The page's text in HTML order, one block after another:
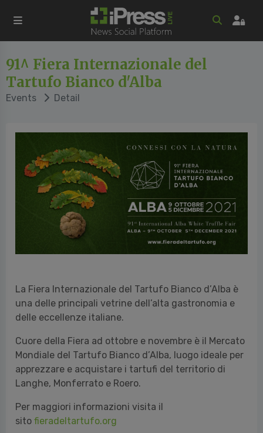
91^ Fiera Internazionale del
Tartufo Bianco d'Alba
Events Detail
La Fiera Internazionale del Tartufo Bianco d’Alba è
una delle principali vetrine dell’alta gastronomia e
delle eccellenze italiane.
Cuore della Fiera ad ottobre e novembre è il Mercato
Mondiale del Tartufo Bianco d’Alba, luogo ideale per
apprezzare e acquistare i tartufi del territorio di
Langhe, Monferrato e Roero.
Per maggiori informazioni visita il
sito fieradeltartufo.org